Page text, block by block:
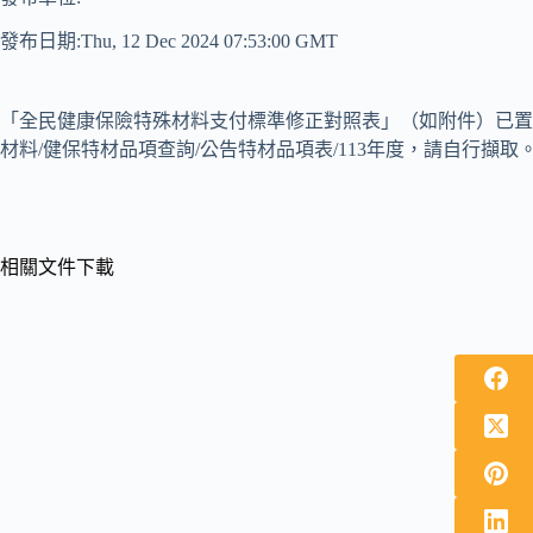
發布日期:Thu, 12 Dec 2024 07:53:00 GMT
「全民健康保險特殊材料支付標準修正對照表」（如附件）已
材料/健保特材品項查詢/公告特材品項表/113年度，請自行擷取
相關文件下載